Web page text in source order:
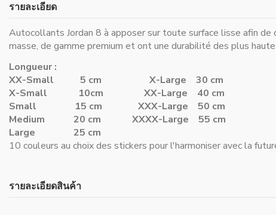
รายละเอียด
Autocollants Jordan 8 à apposer sur toute surface lisse afin
masse, de gamme premium et ont une durabilité des plus
Longueur :
XX-Small 5 cm X-Large 30 cm
X-Small 10cm XX-Large 40 cm
Small 15 cm XXX-Large 50 cm
Medium 20 cm XXXX-Large 55 cm
Large 25 cm
10 couleurs au choix des stickers pour l'harmoniser avec la
รายละเอียดสินค้า